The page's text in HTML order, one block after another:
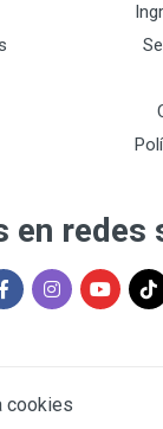
en redes
cookies